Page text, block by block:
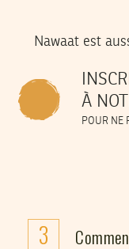
Nawaat est
À
POUR NE
3